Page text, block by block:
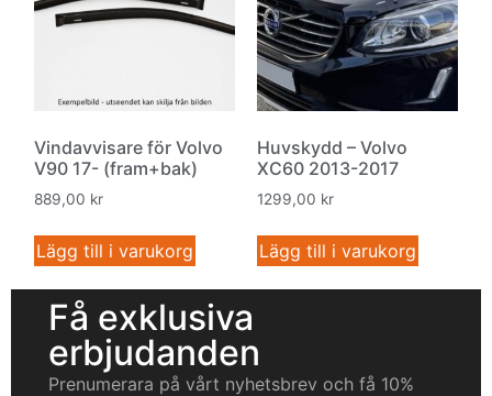
Vindavvisare för Volvo
V90 17- (fram+bak)
889,00 kr
Lägg till i varukorg
Huvskydd – Volvo
XC60 2013-2017
1299,00 kr
Lägg till i varukorg
Få exklusiva
erbjudanden
Prenumerara på vårt nyhetsbrev och få 10%